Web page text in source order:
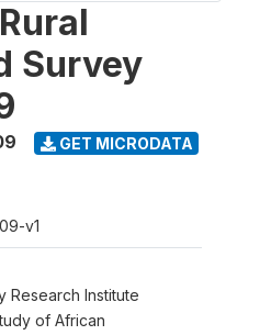
Survey
GET MICRODATA
v1
Research Institute
of African